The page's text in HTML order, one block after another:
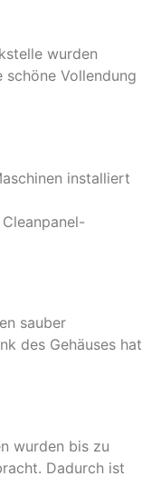
wurden
schöne Vollendung
installiert
sauber
des Gehäuses hat
wurden bis zu
Dadurch ist